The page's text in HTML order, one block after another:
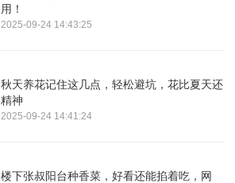
用！
2025-09-24 14:43:25
秋天养花记住这几点，轻松避坑，花比夏天还
精神
2025-09-24 14:41:24
楼下张叔阳台种香菜，好看还能掐着吃，网